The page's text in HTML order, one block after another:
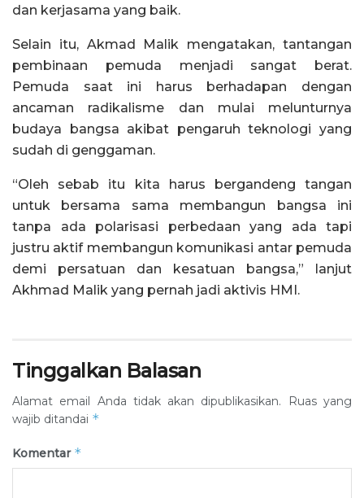
dan kerjasama yang baik.
Selain itu, Akmad Malik mengatakan, tantangan
pembinaan pemuda menjadi sangat berat.
Pemuda saat ini harus berhadapan dengan
ancaman radikalisme dan mulai melunturnya
budaya bangsa akibat pengaruh teknologi yang
sudah di genggaman.
“Oleh sebab itu kita harus bergandeng tangan
untuk bersama sama membangun bangsa ini
tanpa ada polarisasi perbedaan yang ada tapi
justru aktif membangun komunikasi antar pemuda
demi persatuan dan kesatuan bangsa,” lanjut
Akhmad Malik yang pernah jadi aktivis HMI.
Tinggalkan Balasan
Alamat email Anda tidak akan dipublikasikan.
Ruas yang
wajib ditandai *
Komentar *